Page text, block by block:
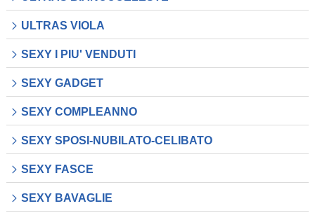
ULTRAS VIOLA
SEXY I PIU' VENDUTI
SEXY GADGET
SEXY COMPLEANNO
SEXY SPOSI-NUBILATO-CELIBATO
SEXY FASCE
SEXY BAVAGLIE